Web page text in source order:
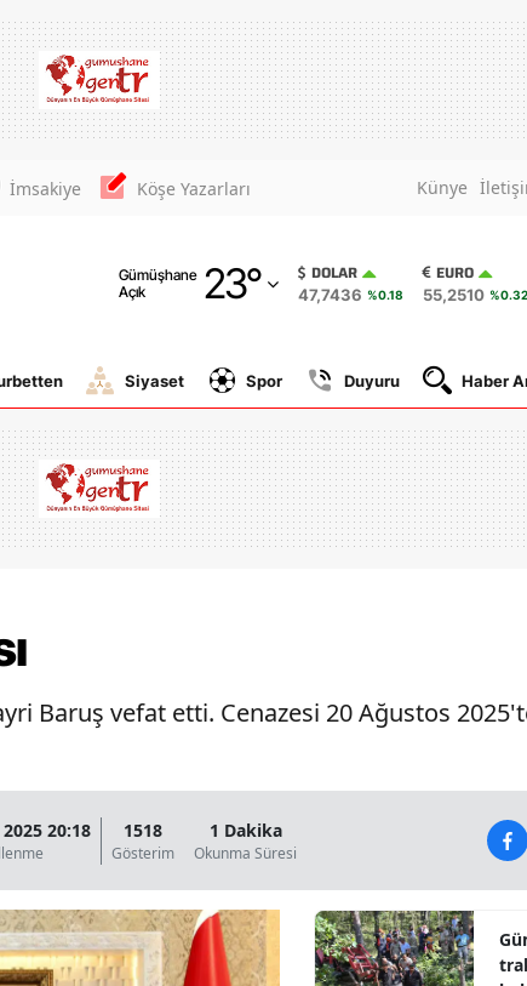
İmsakiye Köşe Yazarları Künye
Gümüşhane
Açık
23°
Adana
Adıyaman
Amasya
Antalya
Aydın
Balıkesir
Bolu
Çankırı
Çorum
DOLAR
47,7436 %0.18
EURO
55,2510 %0.32
Siyaset Spor Duyuru Haber
Baruş vefat etti. Cenazesi 20 Ağustos
20:18 1518
Gösterim
1 Dakika
Okunma Süresi